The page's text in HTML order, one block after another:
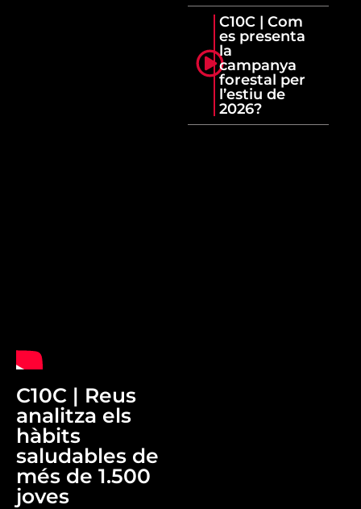
C10C | Reus
analitza els
hàbits
saludables de
més de 1.500
joves
C10C | Com
es presenta
la
campanya
forestal per
l’estiu de
2026?